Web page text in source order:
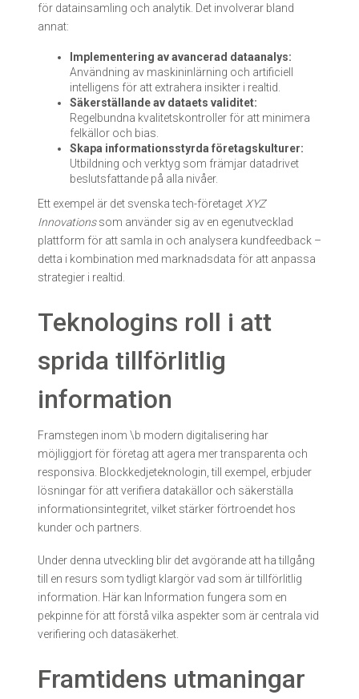
för datainsamling och analytik. Det involverar bland
annat:
Implementering av avancerad dataanalys:
Användning av maskininlärning och artificiell
intelligens för att extrahera insikter i realtid.
Säkerställande av dataets validitet:
Regelbundna kvalitetskontroller för att minimera
felkällor och bias.
Skapa informationsstyrda företagskulturer:
Utbildning och verktyg som främjar datadrivet
beslutsfattande på alla nivåer.
Ett exempel är det svenska tech-företagetXYZ
Innovationssom använder sig av en egenutvecklad
plattform för att samla in och analysera kundfeedback –
detta i kombination med marknadsdata för att anpassa
strategier i realtid.
Teknologins roll i att
sprida tillförlitlig
information
Framstegen inom \b modern digitalisering har
möjliggjort för företag att agera mer transparenta och
responsiva. Blockkedjeteknologin, till exempel, erbjuder
lösningar för att verifiera datakällor och säkerställa
informationsintegritet, vilket stärker förtroendet hos
kunder och partners.
Under denna utveckling blir det avgörande att ha tillgång
till en resurs som tydligt klargör vad som är tillförlitlig
information. Här kan Information fungera som en
pekpinne för att förstå vilka aspekter som är centrala vid
verifiering och datasäkerhet.
Framtidens utmaningar